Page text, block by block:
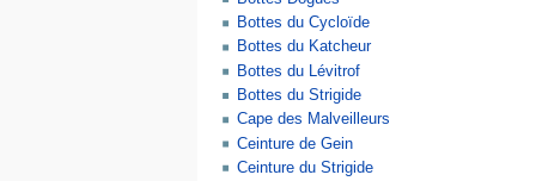
Bottes du Cycloïde
Bottes du Katcheur
Bottes du Lévitrof
Bottes du Strigide
Cape des Malveilleurs
Ceinture de Gein
Ceinture du Strigide